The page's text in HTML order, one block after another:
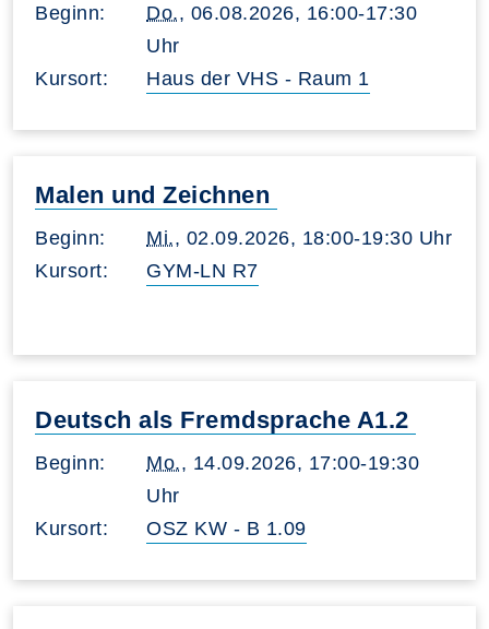
Beginn: Do., 06.08.2026, 16:00-17:30
Uhr
Kursort:
Haus der VHS - Raum 1
Malen und Zeichnen
Beginn: Mi., 02.09.2026, 18:00-19:30 Uhr
Kursort:
GYM-LN R7
Deutsch als Fremdsprache A1.2
Beginn: Mo., 14.09.2026, 17:00-19:30
Uhr
Kursort:
OSZ KW - B 1.09